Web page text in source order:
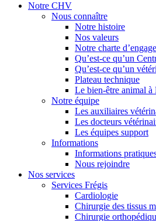
Notre CHV
Nous connaître
Notre histoire
Nos valeurs
Notre charte
Qu’est-ce qu’un
Qu’est-ce qu’un
Plateau technique
Le bien-être animal à
Notre équipe
Les auxiliaires
Les docteurs
Les équipes support
Informations
Informations
Nous rejoindre
Nos services
Services Frégis
Cardiologie
Chirurgie des tissus
Chirurgie